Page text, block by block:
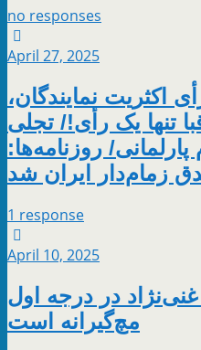
no responses
April 27, 2025
اکثریت نمایندگان،
تنها یک رأی!/ تجلی
روزنامه‌ها:
زمام‌دار ایران شد
1 response
April 10, 2025
در درجه اول
مچ‌گیرانه است